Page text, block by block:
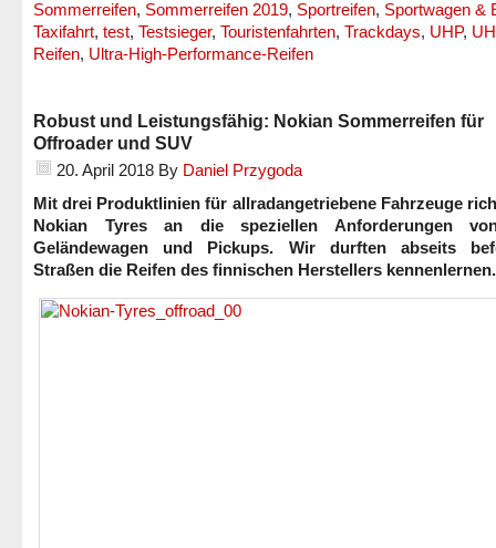
Sommerreifen, Sommerreifen 2019, Sportreifen, Sportwagen &
Taxifahrt, test, Testsieger, Touristenfahrten, Trackdays, UHP,
Reifen, Ultra-High-Performance-Reifen
Robust und Leistungsfähig: Nokian Sommerreifen für
Offroader und SUV
20. April 2018 By Daniel Przygoda
Mit drei Produktlinien für allradangetriebene Fahrzeuge
Nokian Tyres an die speziellen Anforderungen
Geländewagen und Pickups. Wir durften abseits
Straßen die Reifen des finnischen Herstellers kennenlernen.